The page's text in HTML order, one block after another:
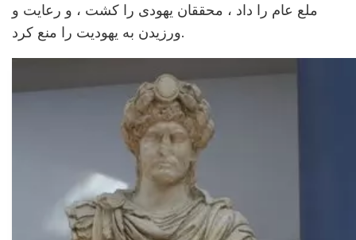
ملع عام را داد ، محققان یهودی را کشت ، و رعایت و
ورزیدن به یهودیت را منع کرد.